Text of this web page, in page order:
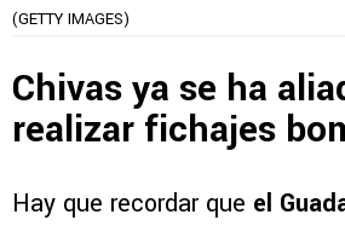
(GETTY IMAGES)
Chivas ya se ha
realizar fichajes
Hay que recordar que el